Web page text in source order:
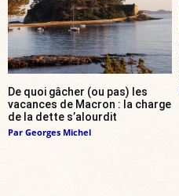
De quoi gâcher (ou pas) les
vacances de Macron : la charge
de la dette s’alourdit
Par Georges Michel